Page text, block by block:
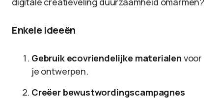
Enkele ideeën
Gebruik ecovriendelijke materialen voor
je ontwerpen.
Creëer bewustwordingscampagnes